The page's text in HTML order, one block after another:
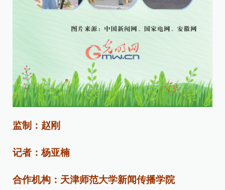
监制：赵刚
记者：杨亚楠
合作机构：天津师范大学新闻传播学院